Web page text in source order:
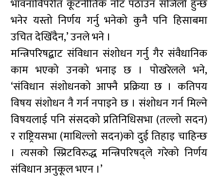
भावनाविपरीत कूटनीतिक नोट पठाउन सजिलो हुन्छ
भनेर यस्तो निर्णय गर्नु भनेको कुनै पनि हिसाबमा
उचित देखिँदैन,’ उनले भने ।
मन्त्रिपरिषद्बाट संविधान संशोधन गर्नु गैर संवैधानिक
काम भएको उनको भनाइ छ । पोखरेलले भने,
‘संविधान संशोधनको आफ्नै प्रक्रिया छ । कतिपय
विषय संशोधन नै गर्न नपाइने छ । संशोधन गर्न मिल्ने
विषयलाई पनि संसदको प्रतिनिधिसभा (तल्लो सदन)
र राष्ट्रियसभा (माथिल्लो सदन)को दुई तिहाइ चाहिन्छ
। त्यसको स्प्रिटविरुद्ध मन्त्रिपरिषद्ले गरेको निर्णय
संविधान अनुकूल भएन ।’